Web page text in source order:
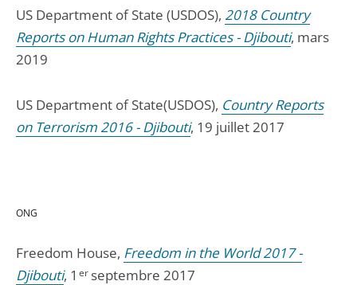
US Department of State (USDOS), 2018 Country
Reports on Human Rights Practices - Djibouti, mars
2019
US Department of State(USDOS), Country Reports
on Terrorism 2016 - Djibouti, 19 juillet 2017
ONG
Freedom House, Freedom in the World 2017 -
Djibouti, 1 erseptembre 2017